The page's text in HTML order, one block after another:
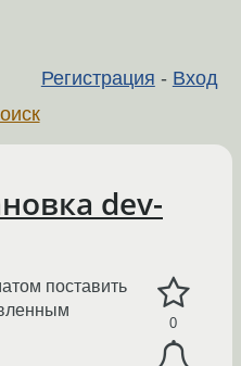
Регистрация - Вход
dev-
0
поставить